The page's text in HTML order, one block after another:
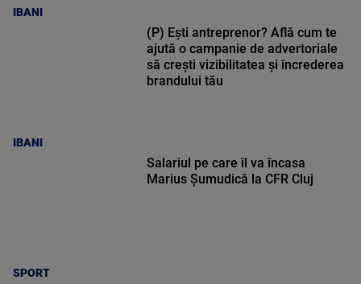
IBANI
IBANI
(P) Ești antreprenor? Află cum te
ajută o campanie de advertoriale
să crești vizibilitatea și încrederea
brandului tău
SPORT
Salariul pe care îl va încasa
Marius Șumudică la CFR Cluj